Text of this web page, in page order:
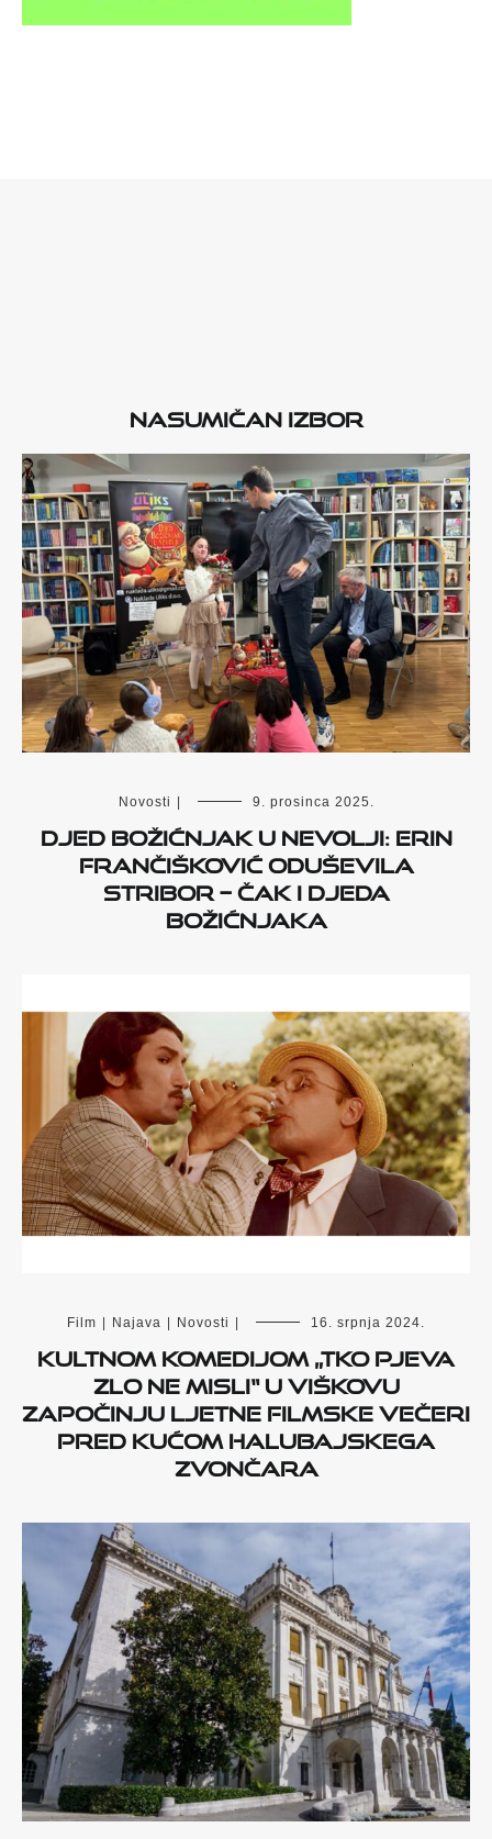
Nasumičan izbor
Novosti 9. prosinca 2025.
Djed Božićnjak u nevolji: Erin
Frančišković oduševila
Stribor – čak i Djeda
Božićnjaka
Film Najava Novosti 16. srpnja 2024.
Kultnom komedijom „Tko pjeva
zlo ne misli“ u Viškovu
započinju ljetne filmske večeri
pred Kućom halubajskega
zvončara